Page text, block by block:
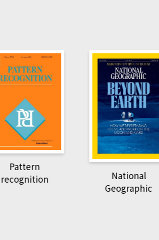
Pattern
recognition
National
Geographic